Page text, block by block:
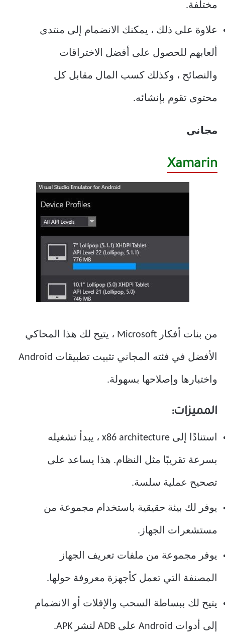
مختلفة.
علاوة على ذلك ، يمكنك الانضمام إلى منتدى
ألعابهم للحصول على أفضل الاختراقات
والنصائح ، وكذلك كسب المال مقابل كل
محتوى تقوم بإنشائه.
مجاني
Xamarin
من بنات أفكار Microsoft ، يتيح لك هذا المحاكي
الأفضل في فئته المجاني تثبيت تطبيقات Android
واختبارها وإصلاحها بسهولة.
المميزات:
استنادًا إلى x86 architecture ، يبدأ تشغيله
بسرعة تقريبًا مثل النظام. هذا يساعد على
تصحيح عملية سلسة.
يوفر لك بيئة حقيقية باستخدام مجموعة من
مستشعرات الجهاز.
يوفر مجموعة من ملفات تعريف الجهاز
المصنفة التي تعمل كأجهزة معروفة حولها.
يتيح لك ببساطة السحب والإفلات أو الانضمام
إلى أدوات Android على ADB لنشر APK.